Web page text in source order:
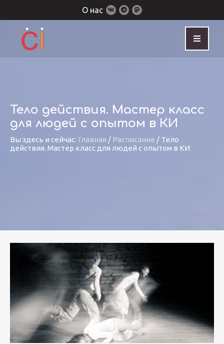
О нас
Тело действия. Мастер класс
для людей с опытом в КИ
Вы здесь и сейчас: Главная / Расписание / Тело
действия. Мастер класс для людей с опытом в КИ